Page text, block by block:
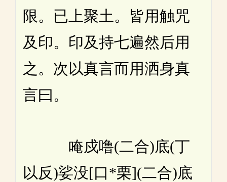
限。已上聚土。皆用触咒
及印。印及持七遍然后用
之。次以真言而用洒身真
言曰。
唵戍噜(二合)底(丁
以反)娑没[口*栗](二合)底